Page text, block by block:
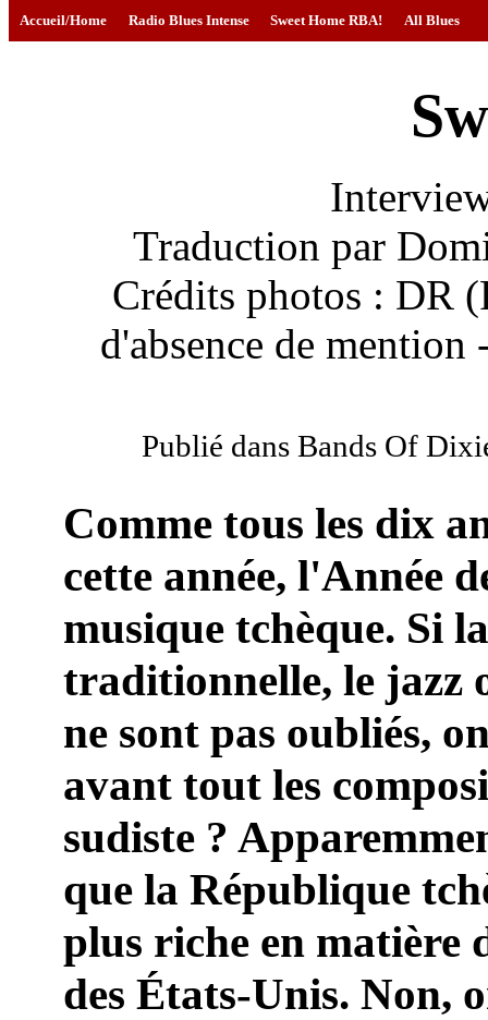
Accueil/Home Radio Blues Intense Sweet Home RBA! All Blues
Traduction par
Crédits photos : DR
d'absence de
Publié dans Bands Of
Comme tous les dix
cette année, l'Année
musique tchèque. Si
traditionnelle, le jazz
ne sont pas oubliés,
avant tout les
sudiste ?
que la République
plus riche en matière
des États-Unis. Non,